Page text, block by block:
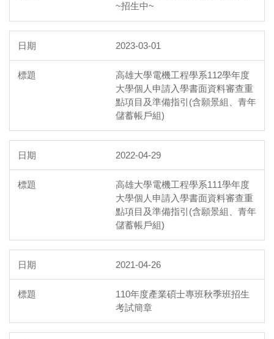
~招生中~
2023-03-01
高雄大學電機工程學系112學年度
大學個人申請入學書面資料審查重
點項目及準備指引(含願景組、青年
儲蓄帳戶組)
2022-04-29
高雄大學電機工程學系111學年度
大學個人申請入學書面資料審查重
點項目及準備指引(含願景組、青年
儲蓄帳戶組)
2021-04-26
110年度產業碩士專班秋季班招生
考試簡章